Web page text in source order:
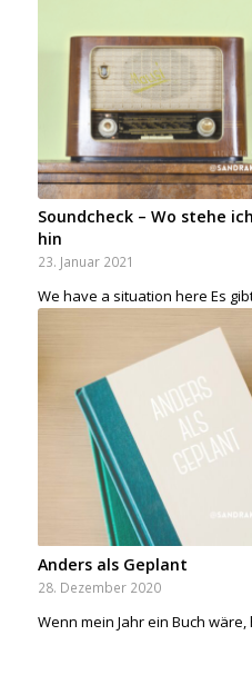
Soundcheck – Wo stehe
hin
23. Januar 2021
We have a situation here Es
Anders als Geplant
28. Dezember 2020
Wenn mein Jahr ein Buch